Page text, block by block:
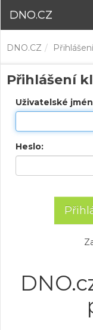
DNO.CZ
DNO.CZ Přihlášení
Přihlášení
Uživatelské
Heslo: